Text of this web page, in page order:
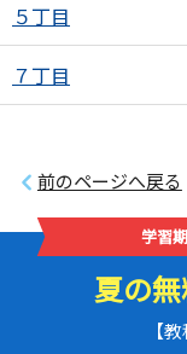
５丁目
７丁目
前のページへ戻る
学習
夏の
【